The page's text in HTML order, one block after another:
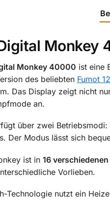
Monkey
Monkey 40000 ist eine
des beliebten Fumot
Das Display zeigt nicht
an.
über zwei Betriebsmodi:
Der Modus lässt sich
ist in 16
Vorlieben.
Technologie nutzt ein